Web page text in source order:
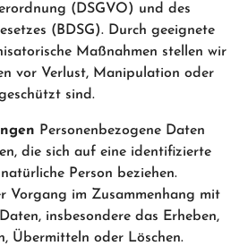
(DSGVO) und des
(BDSG). Durch geeignete
Maßnahmen stellen wir
vor Verlust, Manipulation oder
sind.
Personenbezogene Daten
die sich auf eine identifizierte
Person beziehen.
Vorgang im Zusammenhang mit
insbesondere das Erheben,
Übermitteln oder Löschen.